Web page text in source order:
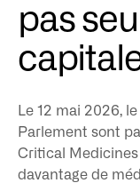
pas
Le 12 mai 2026,
Parlement sont
Critical
davantage de